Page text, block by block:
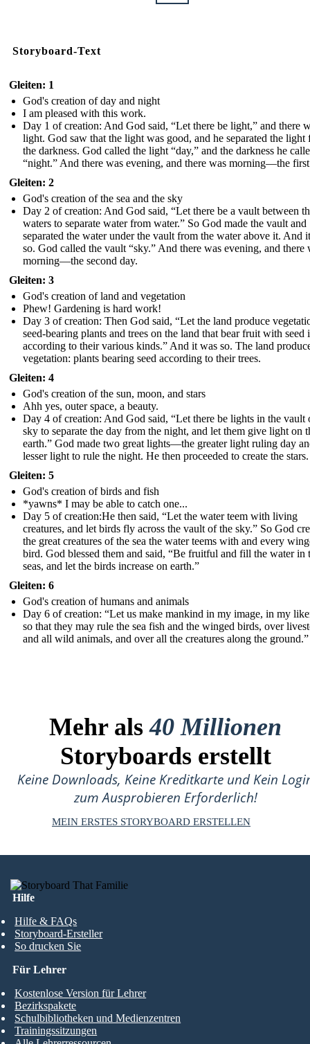
Storyboard-Text
Gleiten: 1
God's creation of day and night
I am pleased with this work.
Day 1 of creation: And God said, “Let there be light,” and there
light. God saw that the light was good, and he separated the light
the darkness. God called the light “day,” and the darkness he
“night.” And there was evening, and there was morning—the
Gleiten: 2
God's creation of the sea and the sky
Day 2 of creation: And God said, “Let there be a vault between
waters to separate water from water.” So God made the vault and
separated the water under the vault from the water above it. And
so. God called the vault “sky.” And there was evening, and there
morning—the second day.
Gleiten: 3
God's creation of land and vegetation
Phew! Gardening is hard work!
Day 3 of creation: Then God said, “Let the land produce
seed-bearing plants and trees on the land that bear fruit with seed
according to their various kinds.” And it was so. The land
vegetation: plants bearing seed according to their trees.
Gleiten: 4
God's creation of the sun, moon, and stars
Ahh yes, outer space, a beauty.
Day 4 of creation: And God said, “Let there be lights in the vault
sky to separate the day from the night, and let them give light on
earth.” God made two great lights—the greater light ruling day
lesser light to rule the night. He then proceeded to create the stars.
Gleiten: 5
God's creation of birds and fish
*yawns* I may be able to catch one...
Day 5 of creation:He then said, “Let the water teem with living
creatures, and let birds fly across the vault of the sky.” So God
the great creatures of the sea the water teems with and every
bird. God blessed them and said, “Be fruitful and fill the water in
seas, and let the birds increase on earth.”
Gleiten: 6
God's creation of humans and animals
Day 6 of creation: “Let us make mankind in my ima ge, in my
so that they may rule the sea fish and the winged birds, over
and all wild animals, and over all the creatures along the ground.”
Mehr als40 Millionen
Storyboards erstellt
Keine Downloads, Keine Kreditkarte und Kein
zum Ausprobieren Erforderlich!
MEIN ERSTES STORYBOARD ERSTELLEN
Hilfe
Hilfe & FAQs
Storyboard-Ersteller
So drucken Sie
Für Lehrer
Kostenlose Version für Lehrer
Bezirkspakete
Schulbibliotheken und Medienzentren
Trainingssitzungen